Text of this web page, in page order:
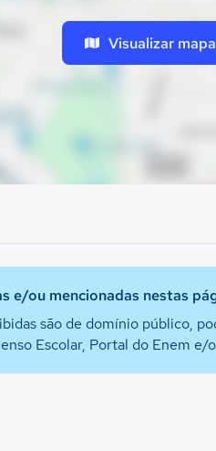
Visualizar mapa
e/ou mencionadas nestas
são de domínio público,
Escolar, Portal do Enem e/